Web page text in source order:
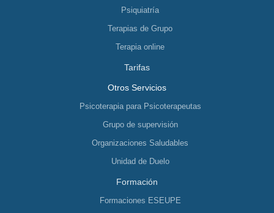
Psiquiatría
Terapias de Grupo
Terapia online
Tarifas
Otros Servicios
Psicoterapia para Psicoterapeutas
Grupo de supervisión
Organizaciones Saludables
Unidad de Duelo
Formación
Formaciones ESEUPE